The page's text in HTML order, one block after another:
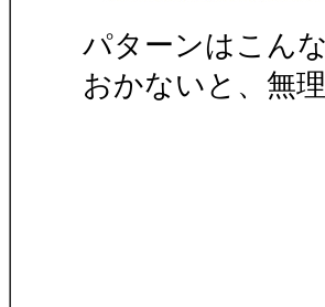
パターンはこん
おかないと、無